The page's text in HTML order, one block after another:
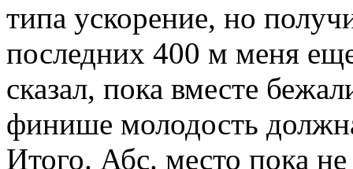
типа ускорение, но
последних 400 м меня
сказал, пока вместе
финише молодость
Итого. Абс. место пока